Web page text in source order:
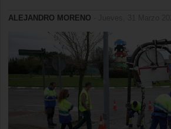
ALEJANDRO MORENO